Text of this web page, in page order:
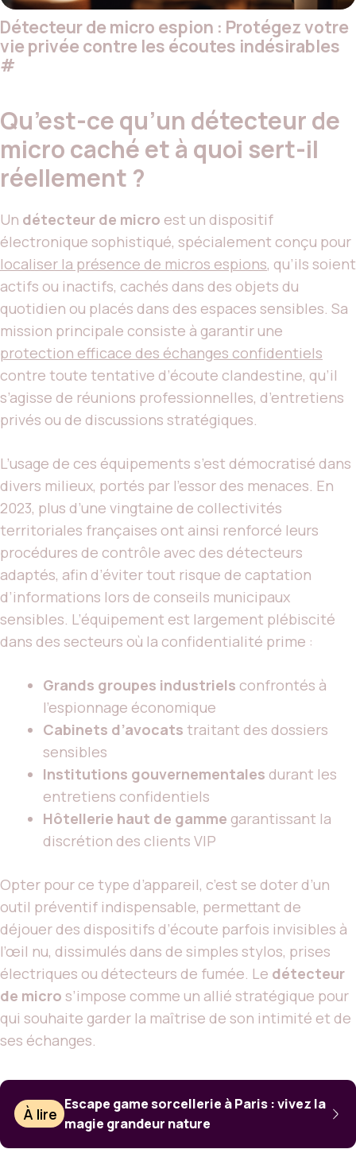
Détecteur de micro espion : Protégez votre
vie privée contre les écoutes indésirables
#
Qu’est-ce qu’un détecteur de
micro caché et à quoi sert-il
réellement ?
Un détecteur de micro est un dispositif
électronique sophistiqué, spécialement conçu pour
localiser la présence de micros espions, qu’ils soient
actifs ou inactifs, cachés dans des objets du
quotidien ou placés dans des espaces sensibles. Sa
mission principale consiste à garantir une
protection efficace des échanges confidentiels
contre toute tentative d’écoute clandestine, qu’il
s’agisse de réunions professionnelles, d’entretiens
privés ou de discussions stratégiques.
L’usage de ces équipements s’est démocratisé dans
divers milieux, portés par l’essor des menaces. En
2023, plus d’une vingtaine de collectivités
territoriales françaises ont ainsi renforcé leurs
procédures de contrôle avec des détecteurs
adaptés, afin d’éviter tout risque de captation
d’informations lors de conseils municipaux
sensibles. L’équipement est largement plébiscité
dans des secteurs où la confidentialité prime :
Grands groupes industriels confrontés à
l’espionnage économique
Cabinets d’avocats traitant des dossiers
sensibles
Institutions gouvernementales durant les
entretiens confidentiels
Hôtellerie haut de gamme garantissant la
discrétion des clients VIP
Opter pour ce type d’appareil, c’est se doter d’un
outil préventif indispensable, permettant de
déjouer des dispositifs d’écoute parfois invisibles à
l’œil nu, dissimulés dans de simples stylos, prises
électriques ou détecteurs de fumée. Le détecteur
de micro s’impose comme un allié stratégique pour
qui souhaite garder la maîtrise de son intimité et de
ses échanges.
À lire
Escape game sorcellerie à Paris : vivez la
magie grandeur nature